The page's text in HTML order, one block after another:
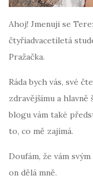
Ahoj! Jmenuji se
čtyřiadvacetiletá
Pražačka.
Ráda bych vás, své
zdravějšímu a
blogu vám také
to, co mě zajímá.
Doufám, že vám
on dělá mně.